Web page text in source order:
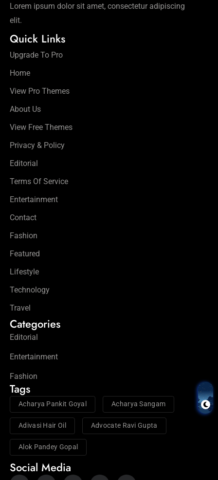
Lorem ipsum dolor sit amet, consectetur adipiscing
elit.
Quick Links
Upgrade To Pro
Home
View Pro Themes
About Us
View Free Themes
Privacy & Policy
Editorial
Terms Of Service
Entertainment
Contact
Fashion
Featured
Lifestyle
Technology
Travel
Categories
Editorial
Entertainment
Fashion
Tags
Acharya Pankit Goyal Acharya Sangam
Adivasi Hair Oil Advocate Ravi Gupta
Alok Pandey Gopal
Social Media